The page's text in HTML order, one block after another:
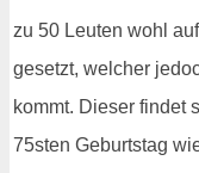
zu 50 Leuten wohl
gesetzt, welcher
kommt. Dieser findet
75sten Geburtstag